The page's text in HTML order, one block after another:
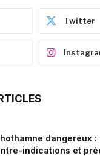
Twitter
dangereux :
indications et